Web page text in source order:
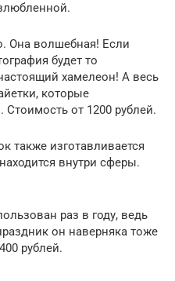
Она волшебная! Если
будет то
хамелеон! А весь
которые
от 1200 рублей.
также изготавливается
внутри сферы.
раз в году, ведь
он наверняка тоже
рублей.